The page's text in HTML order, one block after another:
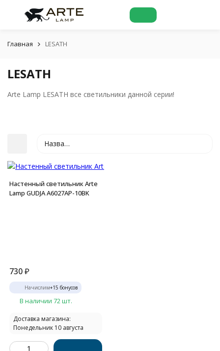
Главная LESATH
LESATH
Arte Lamp LESATH все светильники данной серии!
Название
Настенный светильник Arte
Lamp GUDJA A6027AP-10BK
730₽
Начислим+15 бонусов
В наличии 72 шт.
Доставка магазина:
Понедельник 10 августа